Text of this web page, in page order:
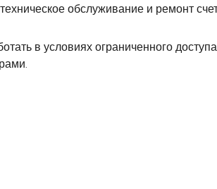
обслуживание и ремонт
в условиях ограниченного